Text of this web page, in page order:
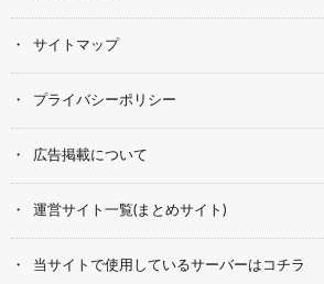
サイトマップ
プライバシーポリシー
広告掲載について
運営サイト一覧(まとめサイト)
当サイトで使用しているサーバーはコチラ